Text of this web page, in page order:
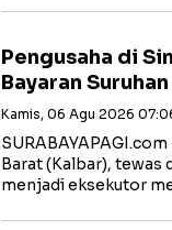
Pengusaha di
Bayaran
Kamis, 06 Agu 2026
Barat (Kalbar), tewas
menjadi eksekutor